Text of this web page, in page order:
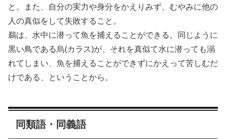
と。また、自分の実力や身分をかえりみず、むやみに他の
人の真似をして失敗すること。
鵜は、水中に潜って魚を捕えることができる。同じように
黒い鳥である烏(カラス)が、それを真似て水に潜っても溺
れてしまい、魚を捕えることができずにかえって苦しむだ
けである、ということから。
同類語・同義語